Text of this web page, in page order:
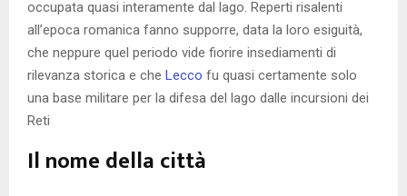
occupata quasi interamente dal lago. Reperti risalenti
all’epoca romanica fanno supporre, data la loro esiguità,
che neppure quel periodo vide fiorire insediamenti di
rilevanza storica e che Lecco fu quasi certamente solo
una base militare per la difesa del lago dalle incursioni dei
Reti
Il nome della città